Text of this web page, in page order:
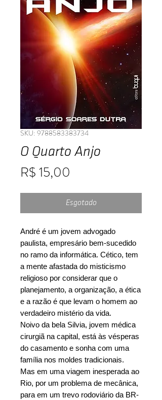
SKU: 9788583383734
O Quarto Anjo
R$ 15,00
Esgotado
André é um jovem advogado
paulista, empresário bem-sucedido
no ramo da informática. Cético, tem
a mente afastada do misticismo
religioso por considerar que o
planejamento, a organização, a ética
e a razão é que levam o homem ao
verdadeiro mistério da vida.
Noivo da bela Silvia, jovem médica
cirurgiã na capital, está às vésperas
do casamento e sonha com uma
família nos moldes tradicionais.
Mas em uma viagem inesperada ao
Rio, por um problema de mecânica,
para em um trevo rodoviário da BR-